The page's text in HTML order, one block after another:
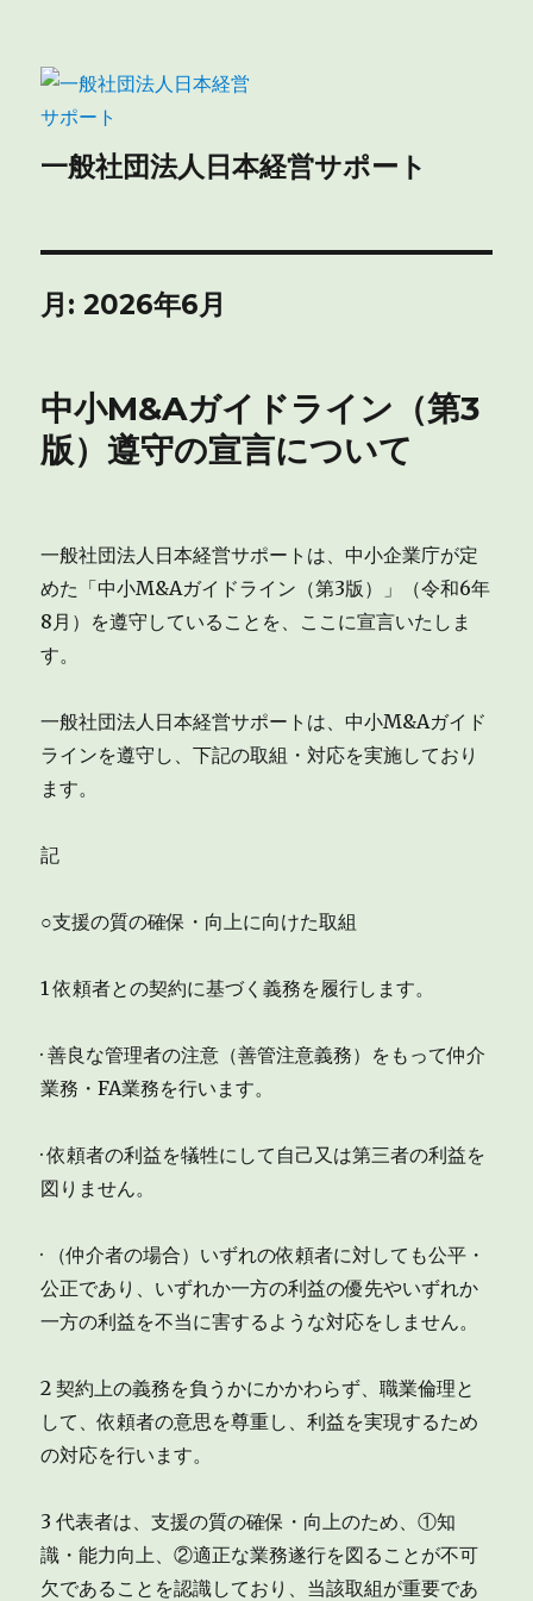
一般社団法人日本経営サポート
月:2026年6月
中小M&Aガイドライン（第3
版）遵守の宣言について
一般社団法人日本経営サポートは、中小企業庁が定
めた「中小M&Aガイドライン（第3版）」（令和6年
8月）を遵守していることを、ここに宣言いたしま
す。
一般社団法人日本経営サポートは、中小M&Aガイド
ラインを遵守し、下記の取組・対応を実施しており
ます。
記
○支援の質の確保・向上に向けた取組
1 依頼者との契約に基づく義務を履行します。
· 善良な管理者の注意（善管注意義務）をもって仲介
業務・FA業務を行います。
· 依頼者の利益を犠牲にして自己又は第三者の利益を
図りません。
· （仲介者の場合）いずれの依頼者に対しても公平・
公正であり、いずれか一方の利益の優先やいずれか
一方の利益を不当に害するような対応をしません。
2 契約上の義務を負うかにかかわらず、職業倫理と
して、依頼者の意思を尊重し、利益を実現するため
の対応を行います。
3 代表者は、支援の質の確保・向上のため、①知
識・能力向上、②適正な業務遂行を図ることが不可
欠であることを認識しており、当該取組が重要であ